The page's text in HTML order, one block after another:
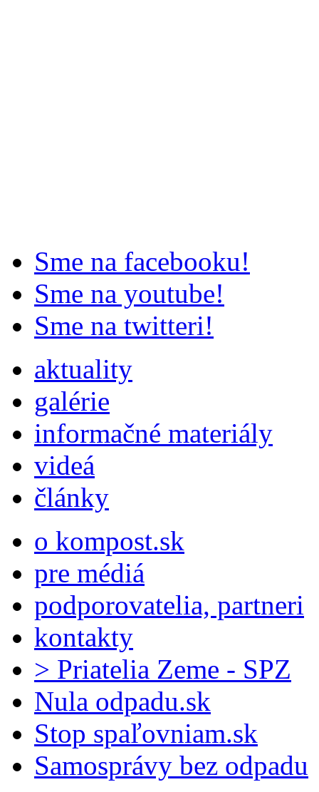
Sme na facebooku!
Sme na youtube!
Sme na twitteri!
aktuality
galérie
informačné materiály
videá
články
o kompost.sk
pre médiá
podporovatelia, partneri
kontakty
> Priatelia Zeme - SPZ
Nula odpadu.sk
Stop spaľovniam.sk
Samosprávy bez odpadu